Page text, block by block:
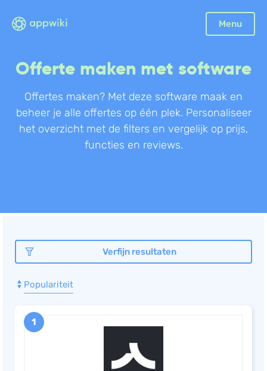
Menu
Sluiten
Facturatie
Aangifte
Bonnetjes
Debiteurenbeheer
Urenregistratie
Offerte
Documentmanagement
Workflowmanagement
Offerte maken met software
Offertes maken? Met deze software maak en
beheer je alle offertes op één plek. Personaliseer
het overzicht met de filters en vergelijk op prijs,
functies en reviews.
Verfijn resultaten
Populariteit
1